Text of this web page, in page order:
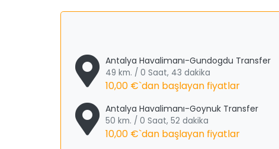
Antalya Havalimanı-Gundogdu Transfer
49 km. / 0 Saat, 43 dakika
10,00 €`dan başlayan fiyatlar
Antalya Havalimanı-Goynuk Transfer
50 km. / 0 Saat, 52 dakika
10,00 €`dan başlayan fiyatlar